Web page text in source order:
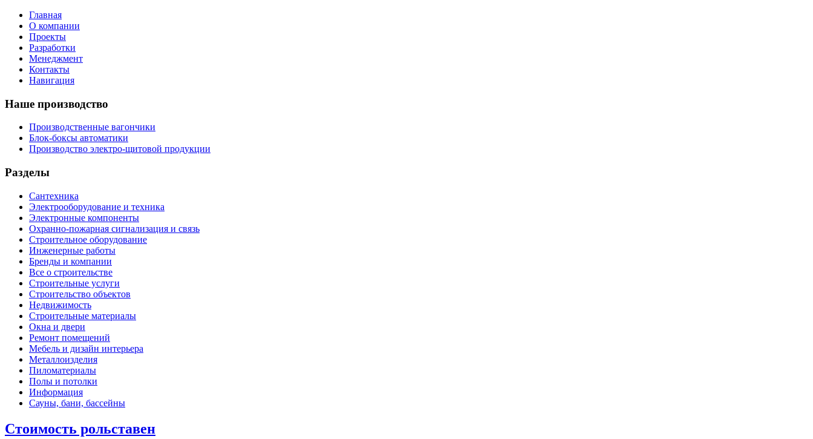
Главная
О компании
Проекты
Разработки
Менеджмент
Контакты
Навигация
Наше производство
Производственные вагончики
Блок-боксы автоматики
Производство электро-щитовой продукции
Разделы
Сантехника
Электрооборудование и техника
Электронные компоненты
Охранно-пожарная сигнализация и связь
Строительное оборудование
Инженерные работы
Бренды и компании
Все о строительстве
Строительные услуги
Строительство объектов
Недвижимость
Строительные материалы
Окна и двери
Ремонт помещений
Мебель и дизайн интерьера
Металлоизделия
Пиломатериалы
Полы и потолки
Информация
Сауны, бани, бассейны
Стоимость рольставен